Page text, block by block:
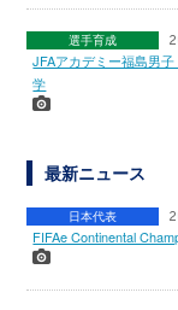
選手育成
JFAアカデミー福島男
学
最新ニュース
日本代表
FIFAe Continental